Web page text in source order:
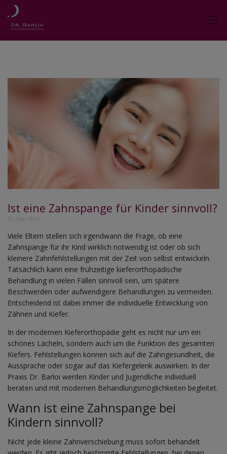
Ist eine Zahnspange für Kinder sinnvoll?
07. Mai 2026
Viele Eltern stellen sich irgendwann die Frage, ob eine
Zahnspange für ihr Kind wirklich notwendig ist oder ob sich
kleinere Zahnfehlstellungen mit der Zeit von selbst entwickeln.
Tatsächlich kann eine frühzeitige kieferorthopädische
Behandlung in vielen Fällen sinnvoll sein, um spätere
Beschwerden oder aufwendigere Behandlungen zu vermeiden.
Entscheidend ist dabei immer die individuelle Entwicklung von
Zähnen und Kiefer.
In der modernen Kieferorthopädie geht es nicht nur um ein
schönes Lächeln, sondern auch um die Funktion des gesamten
Kiefers. Fehlstellungen können sich auf die Zahngesundheit, die
Aussprache oder sogar auf das Kiefergelenk auswirken. In der
Praxis Dr. Barloi werden Kinder und Jugendliche individuell
beraten und mit modernen Behandlungsmöglichkeiten begleitet.
Wann ist eine Zahnspange bei
Kindern sinnvoll?
Nicht jede kleine Zahnverschiebung muss sofort behandelt